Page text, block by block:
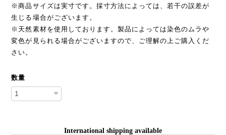
※商品サイズは実寸です。採寸方法によっては、若干の誤差が
生じる場合がございます。
※天然素材を使用しております。製品によっては染色のムラや
変色が見られる場合がございますので、ご理解の上ご購入くだ
さい。
数量
International shipping available